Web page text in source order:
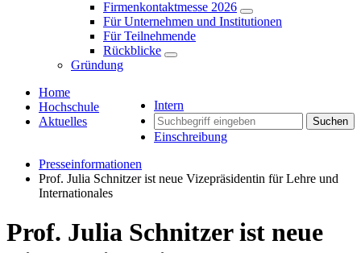
Firmenkontaktmesse 2026
Für Unternehmen und Institutionen
Für Teilnehmende
Rückblicke
Gründung
Intern
Suchen
Einschreibung
Home
Hochschule
Aktuelles
Presseinformationen
Prof. Julia Schnitzer ist neue Vizepräsidentin für Lehre und
Internationales
Prof. Julia Schnitzer ist neue